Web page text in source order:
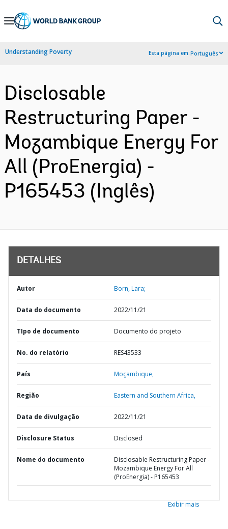
Skip
Navigation
Understanding Poverty Esta página em:Português
Disclosable
Restructuring Paper -
Mozambique Energy For
All (ProEnergia) -
P165453 (Inglês)
DETALHES
Autor Born, Lara;
Data do documento 2022/11/21
TIpo de documento Documento do projeto
No. do relatório RES43533
País Moçambique,
Região Eastern and Southern Africa,
Data de divulgação 2022/11/21
Disclosure Status Disclosed
Nome do documento
Disclosable Restructuring Paper -
Mozambique Energy For All
(ProEnergia) - P165453
Exibir mais